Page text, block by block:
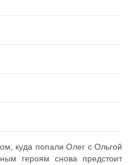
куда попали Олег с Ольгой
героям снова предстоит